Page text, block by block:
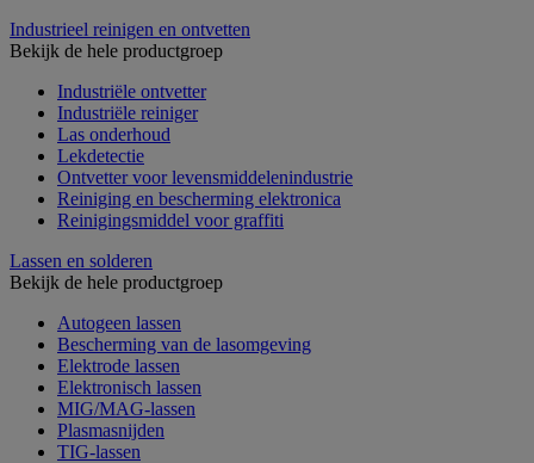
Industrieel reinigen en ontvetten
Bekijk de hele productgroep
Industriële ontvetter
Industriële reiniger
Las onderhoud
Lekdetectie
Ontvetter voor levensmiddelenindustrie
Reiniging en bescherming elektronica
Reinigingsmiddel voor graffiti
Lassen en solderen
Bekijk de hele productgroep
Autogeen lassen
Bescherming van de lasomgeving
Elektrode lassen
Elektronisch lassen
MIG/MAG-lassen
Plasmasnijden
TIG-lassen